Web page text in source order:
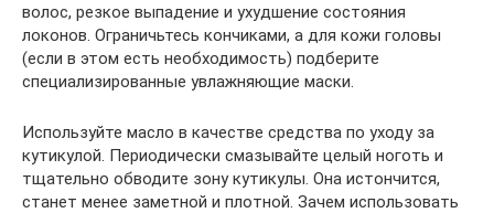
волос, резкое выпадение и ухудшение состояния
локонов. Ограничьтесь кончиками, а для кожи головы
(если в этом есть необходимость) подберите
специализированные увлажняющие маски.
Используйте масло в качестве средства по уходу за
кутикулой. Периодически смазывайте целый ноготь и
тщательно обводите зону кутикулы. Она истончится,
станет менее заметной и плотной. Зачем использовать